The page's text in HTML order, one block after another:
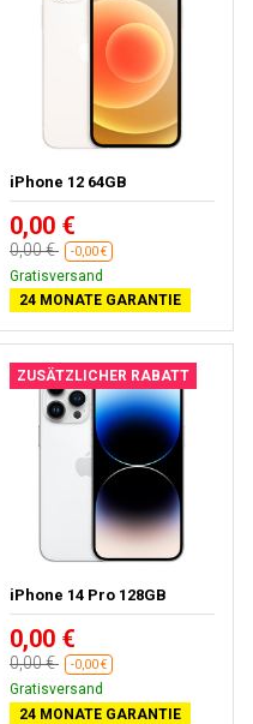
iPhone 12 64GB
0,00 €
0,00 € -0,00 €
Gratisversand
24 MONATE GARANTIE
ZUSÄTZLICHER RABATT
iPhone 14 Pro 128GB
0,00 €
0,00 € -0,00 €
Gratisversand
24 MONATE GARANTIE